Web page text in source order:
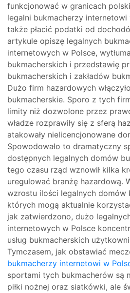
funkcjonować w granicach
legalni bukmacherzy internetowi
także płacić podatki od
artykule opiszę legalnych
internetowych w Polsce,
bukmacherskich i przedstawię
bukmacherskich i zakładów
Dużo firm hazardowych
bukmacherskie. Sporo z tych
limity niż dozwolone przez
władze rozprawiły się z sferą
atakowały nielicencjonowane
Spowodowało to dramatyczny
dostępnych legalnych domów
tego czasu rząd wznowił kilka
uregulować branżę hazardową.
wzrostu ilości legalnych domów
których mogą aktualnie
jak zatwierdzono, dużo
internetowych w Polsce
usług bukmacherskich
Tymczasem, jak obstawiać
bukmacherzy internetowi w
sportami tych bukmacherów są
piłki nożnej oraz siatkówki, ale